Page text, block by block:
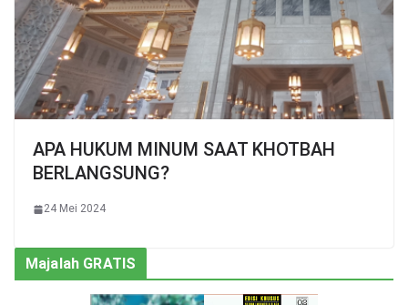
APA HUKUM MINUM SAAT KHOTBAH
BERLANGSUNG?
24 Mei 2024
Majalah GRATIS